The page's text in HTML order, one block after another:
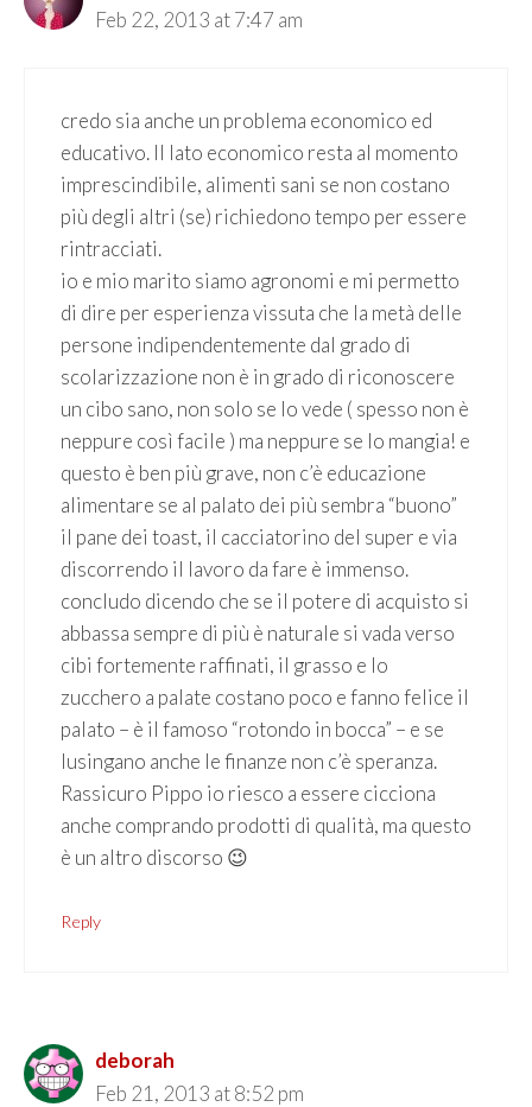
Feb 22, 2013 at 7:47 am
credo sia anche un problema economico ed
educativo. Il lato economico resta al momento
imprescindibile, alimenti sani se non costano
più degli altri (se) richiedono tempo per essere
rintracciati.
io e mio marito siamo agronomi e mi permetto
di dire per esperienza vissuta che la metà delle
persone indipendentemente dal grado di
scolarizzazione non è in grado di riconoscere
un cibo sano, non solo se lo vede ( spesso non è
neppure così facile ) ma neppure se lo mangia! e
questo è ben più grave, non c’è educazione
alimentare se al palato dei più sembra “buono”
il pane dei toast, il cacciatorino del super e via
discorrendo il lavoro da fare è immenso.
concludo dicendo che se il potere di acquisto si
abbassa sempre di più è naturale si vada verso
cibi fortemente raffinati, il grasso e lo
zucchero a palate costano poco e fanno felice il
palato – è il famoso “rotondo in bocca” – e se
lusingano anche le finanze non c’è speranza.
Rassicuro Pippo io riesco a essere cicciona
anche comprando prodotti di qualità, ma questo
è un altro discorso 😉
Reply
deborah
Feb 21, 2013 at 8:52 pm